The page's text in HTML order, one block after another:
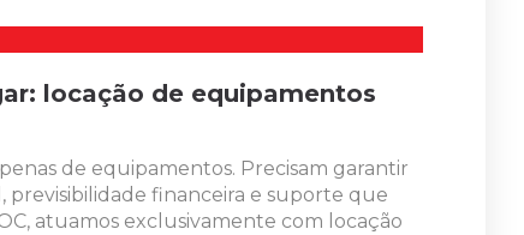
locação de equipamentos
de equipamentos. Precisam garantir
previsibilidade financeira e suporte que
atuamos exclusivamente com locação